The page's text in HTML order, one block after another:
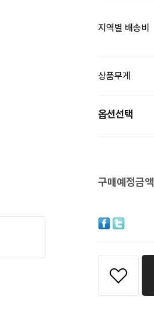
지역별 배송비
상품무게
옵션선택
구매예정금액